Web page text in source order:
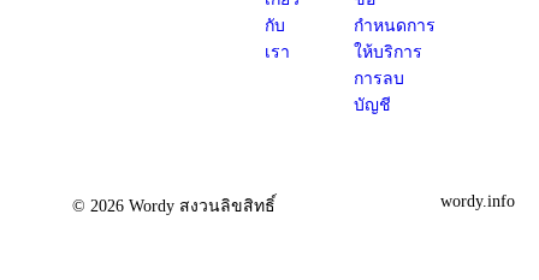
กับ
เรา
กำหนดการ
ให้บริการ
การลบ
บัญชี
© 2026 Wordy สงวนลิขสิทธิ์ wordy.info